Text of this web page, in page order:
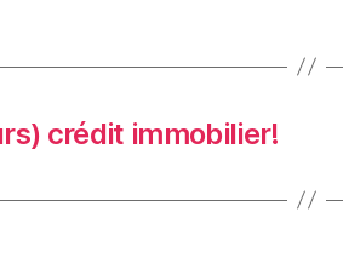
crédit immobilier!